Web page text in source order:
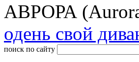
АВРОРА
одень свой
поиск по сайту